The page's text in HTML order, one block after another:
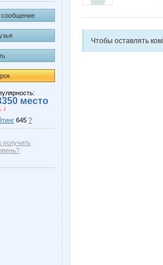
сообщение
место
↓
645 ?
получить
Чтобы оставлять